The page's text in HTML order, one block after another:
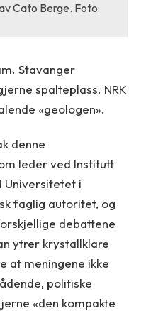
Cato Berge. Foto:
Stavanger
spalteplass. NRK
«geologen».
denne
leder ved Institutt
Universitetet i
faglig autoritet, og
debattene
ytrer krystallklare
at meningene ikke
politiske
«den kompakte